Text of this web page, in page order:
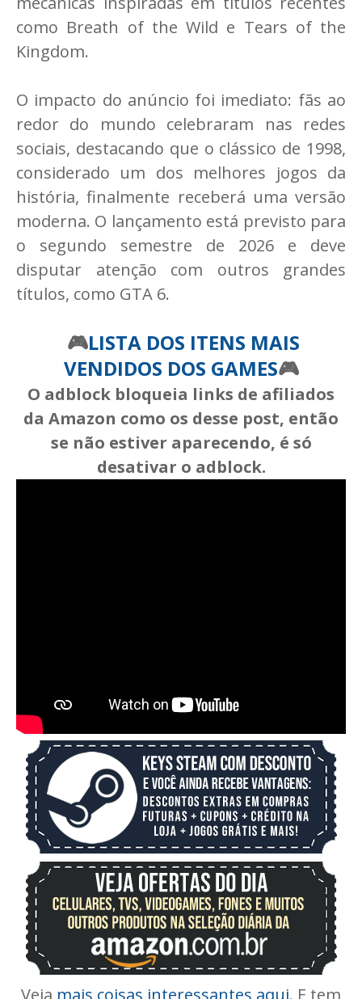
como Breath of the Wild e Tears of the
Kingdom.
O impacto do anúncio foi imediato: fãs ao
redor do mundo celebraram nas redes
sociais, destacando que o clássico de 1998,
considerado um dos melhores jogos da
história, finalmente receberá uma versão
moderna. O lançamento está previsto para
o segundo semestre de 2026 e deve
disputar atenção com outros grandes
títulos, como GTA 6.
🎮LISTA DOS ITENS MAIS
VENDIDOS DOS GAMES🎮
O adblock bloqueia links de afiliados
da Amazon como os desse post, então
se não estiver aparecendo, é só
desativar o adblock.